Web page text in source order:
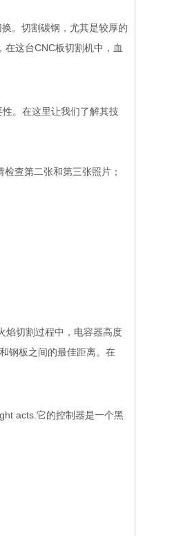
位焊接定位
夹头固定升降式双台面焊接
。切割碳钢，尤其是较厚的
这台CNC板切割机中，血
。在这里让我们了解其技
查第二张和第三张照片；
切割过程中，电容器高度
钢板之间的最佳距离。在
acts.它的控制器是一个黑